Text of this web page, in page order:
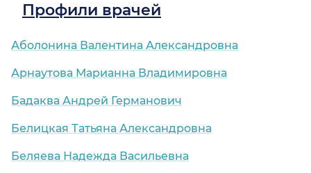
Профили врачей
Аболонина Валентина Александровна
Арнаутова Марианна Владимировна
Бадаква Андрей Германович
Белицкая Татьяна Александровна
Беляева Надежда Васильевна